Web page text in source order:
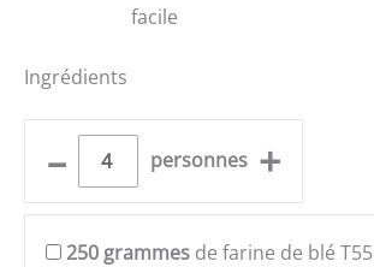
facile
Ingrédients
– personnes +
250 grammes de farine de blé T55